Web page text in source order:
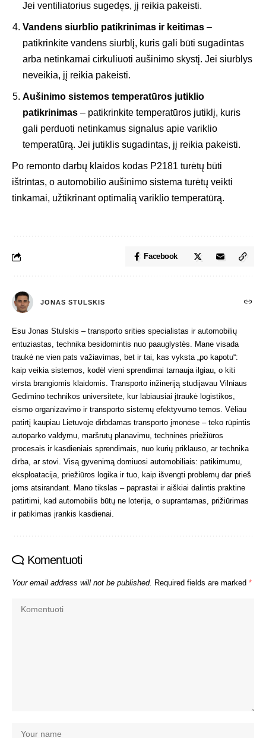
Jei ventiliatorius sugedęs, jį reikia pakeisti.
Vandens siurblio patikrinimas ir keitimas –
patikrinkite vandens siurblį, kuris gali būti sugadintas
arba netinkamai cirkuliuoti aušinimo skystį. Jei siurblys
neveikia, jį reikia pakeisti.
Aušinimo sistemos temperatūros jutiklio
patikrinimas – patikrinkite temperatūros jutiklį, kuris
gali perduoti netinkamus signalus apie variklio
temperatūrą. Jei jutiklis sugadintas, jį reikia pakeisti.
Po remonto darbų klaidos kodas P2181 turėtų būti
ištrintas, o automobilio aušinimo sistema turėtų veikti
tinkamai, užtikrinant optimalią variklio temperatūrą.
Facebook
JONAS STULSKIS
Esu Jonas Stulskis – transporto srities specialistas ir automobilių
entuziastas, technika besidomintis nuo paauglystės. Mane visada
traukė ne vien pats važiavimas, bet ir tai, kas vyksta „po kapotu“:
kaip veikia sistemos, kodėl vieni sprendimai tarnauja ilgiau, o kiti
virsta brangiomis klaidomis. Transporto inžineriją studijavau Vilniaus
Gedimino technikos universitete, kur labiausiai įtraukė logistikos,
eismo organizavimo ir transporto sistemų efektyvumo temos. Vėliau
patirtį kaupiau Lietuvoje dirbdamas transporto įmonėse – teko rūpintis
autoparko valdymu, maršrutų planavimu, techninės priežiūros
procesais ir kasdieniais sprendimais, nuo kurių priklauso, ar technika
dirba, ar stovi. Visą gyvenimą domiuosi automobiliais: patikimumu,
eksploatacija, priežiūros logika ir tuo, kaip išvengti problemų dar prieš
joms atsirandant. Mano tikslas – paprastai ir aiškiai dalintis praktine
patirtimi, kad automobilis būtų ne loterija, o suprantamas, prižiūrimas
ir patikimas įrankis kasdienai.
Komentuoti
Your email address will not be published. Required fields are marked *